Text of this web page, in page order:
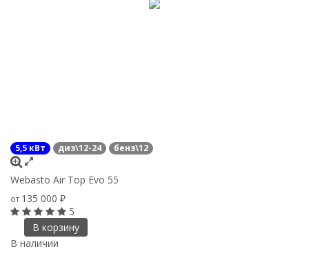
5,5 кВт диз\12-24 бенз\12
Webasto Air Top Evo 55
от 135 000 ₽
5
В корзину
В наличии